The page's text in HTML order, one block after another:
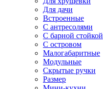
Для дачи
Встроенные
С антресолями
С барной стойкой
С островом
Малогабаритные
Модульные
Скрытые ручки
Размер